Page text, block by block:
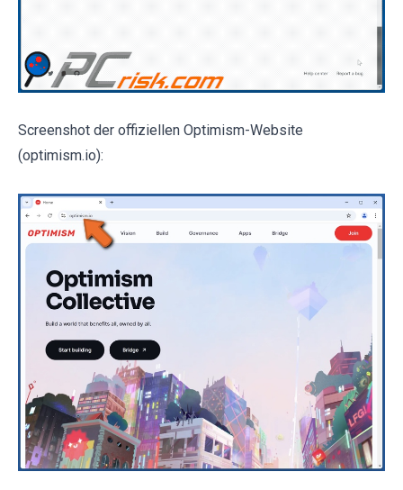
Screenshot der offiziellen Optimism-Website
(optimism.io):